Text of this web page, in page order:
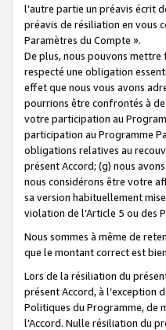
l’autre partie un préavis écrit
préavis de résiliation en vous
Paramètres du Compte ».
De plus, nous pouvons mettre
respecté une obligation
effet que nous vous avons
pourrions être confrontés à
votre participation au
participation au Programme
obligations relatives au
présent Accord; (g) nous
nous considérons être votre
sa version habituellement
violation de l’Article 5 ou des
Nous sommes à même de
que le montant correct est
Lors de la résiliation du
présent Accord, à l’exception
Politiques du Programme, de
l’Accord. Nulle résiliation du